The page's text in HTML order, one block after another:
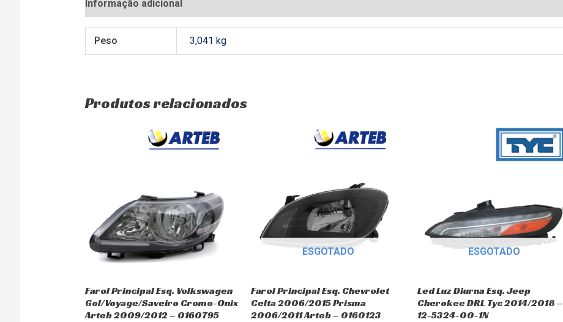
Informação adicional
Peso 3,041 kg
Produtos relacionados
Farol Principal Esq. Volkswagen
Gol/Voyage/Saveiro Cromo-Onix
Arteb 2009/2012 – 0160795
ESGOTADO
Farol Principal Esq. Chevrolet
Celta 2006/2015 Prisma
2006/2011 Arteb – 0160123
ESGOTADO
Led Luz Diurna Esq. Jeep
Cherokee DRL Tyc 2014/2018 –
12-5324-00-1N